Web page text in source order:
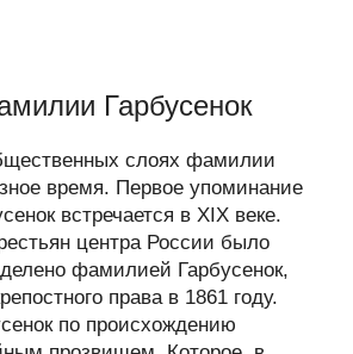
Гарбусенок
слоях фамилии
время. Первое упоминание
встречается в XIX веке.
центра России было
фамилией Гарбусенок,
права в 1861 году.
по происхождению